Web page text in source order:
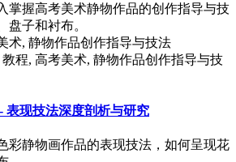
掌握高考美术静物作品的创作指导与技
盘子和衬布。
教程, 高考美术, 静物作品创作指导与技
表现技法深度剖析与研究
彩静物画作品的表现技法，如何呈现花